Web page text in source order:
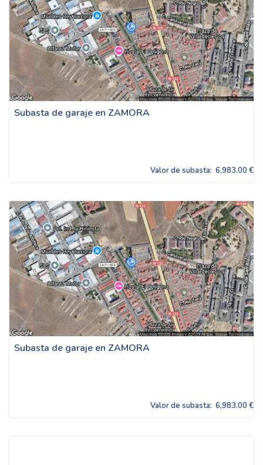
Subasta de garaje en ZAMORA
Valor de subasta: 6,983.00 €
Subasta de garaje en ZAMORA
Valor de subasta: 6,983.00 €